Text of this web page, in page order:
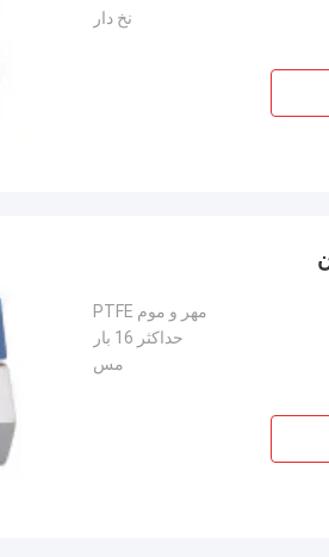
نخ دار
مهر و موم PTFE
حداکثر 16 بار
مس